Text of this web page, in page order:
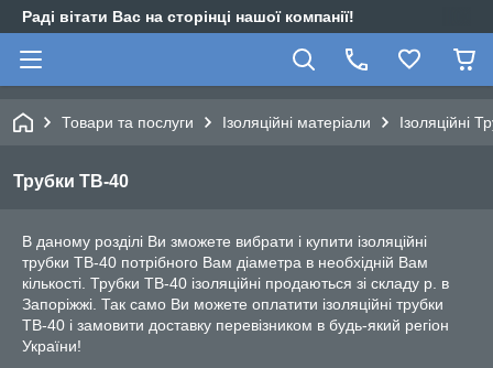
Раді вітати Вас на сторінці нашої компанії!
Товари та послуги Ізоляційні матеріали Ізоляційні
Трубки ТВ-40
В даному розділі Ви зможете вибрати і купити ізоляційні
трубки ТВ-40 потрібного Вам діаметра в необхідній Вам
кількості. Трубки ТВ-40 ізоляційні продаються зі складу р. в
Запоріжжі. Так само Ви можете оплатити ізоляційні трубки
ТВ-40 і замовити доставку перевізником в будь-який регіон
України!